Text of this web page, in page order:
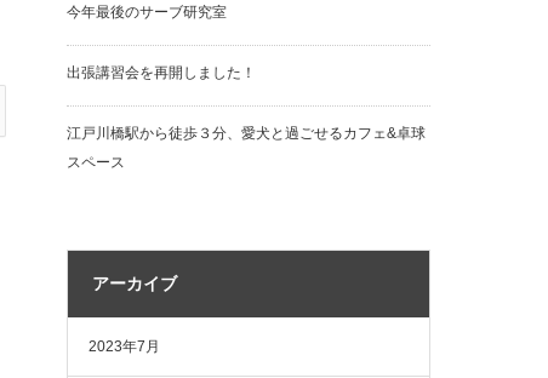
今年最後のサーブ研究室
出張講習会を再開しました！
江戸川橋駅から徒歩３分、愛犬と過ごせるカフェ&卓球
スペース
アーカイブ
2023年7月